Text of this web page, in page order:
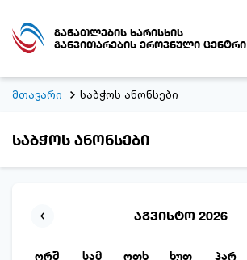
განათლების ხარისხის
განვითარების ეროვნული ცენტრი
მთავარი საბჭოს ანონსები
საბჭოს ანონსები
აგვისტო 2026
ორშ სამ ოთხ ხუთ პარ